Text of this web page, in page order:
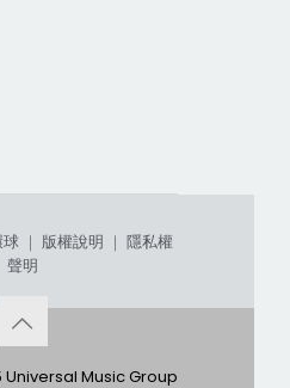
｜ 版權說明 ｜ 隱私權
聲明
Music Group